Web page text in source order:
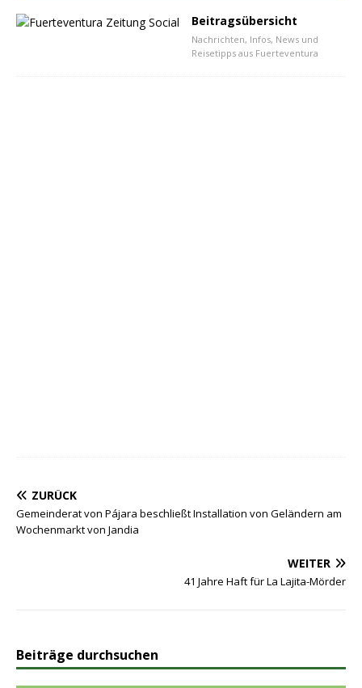
Beitragsübersicht
Nachrichten, Infos, News und
Reisetipps aus Fuerteventura
ZURÜCK
Gemeinderat von Pájara beschließt Installation von Geländern am
Wochenmarkt von Jandia
WEITER
41 Jahre Haft für La Lajita-Mörder
Beiträge durchsuchen